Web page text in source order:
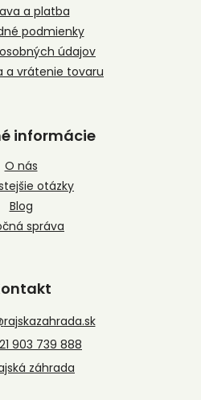
a platba
podmienky
údajov
a vrátenie tovaru
informácie
O nás
otázky
Blog
správa
rajskazahrada.sk
903 739 888
záhrada